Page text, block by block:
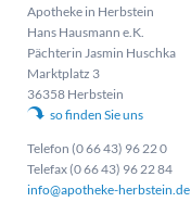
Apotheke in Herbstein
Hans Hausmann e.K.
Pächterin Jasmin Huschka
Marktplatz 3
36358 Herbstein
so finden Sie uns
Telefon (0 66 43) 96 22 0
Telefax (0 66 43) 96 22 84
info@apotheke-herbstein.de